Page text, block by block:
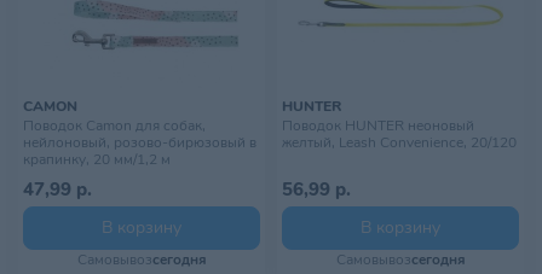
CAMON
Поводок Camon для собак,
нейлоновый, розово-бирюзовый в
крапинку, 20 мм/1,2 м
47,99 р.
В корзину
Самовывозсегодня
HUNTER
Поводок HUNTER неоновый
желтый, Leash Convenience, 20/120
56,99 р.
В корзину
Самовывозсегодня